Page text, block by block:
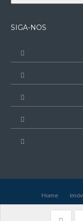
SIGA-NOS
Home